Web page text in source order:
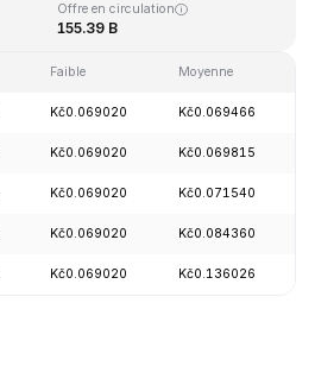
Offre en circulation
155.39 B
Faible Moyenne
Kč0.069020 Kč0.069466
Kč0.069020 Kč0.069815
Kč0.069020 Kč0.071540
Kč0.069020 Kč0.084360
Kč0.069020 Kč0.136026